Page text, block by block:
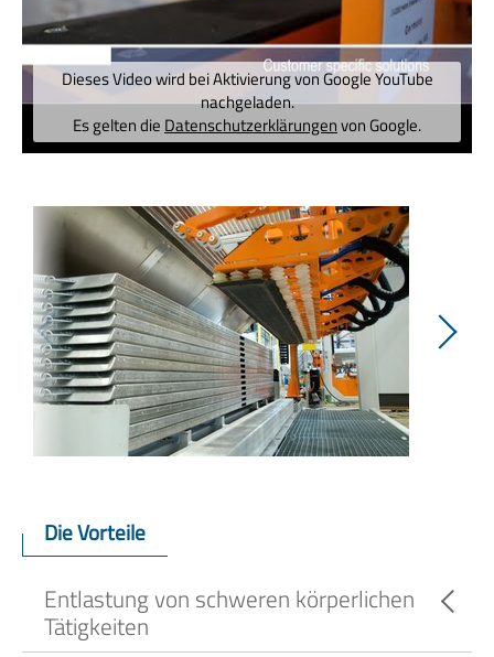
Dieses Video wird bei Aktivierung von Google YouTube
nachgeladen.
Es gelten die Datenschutzerklärungenvon Google.
Die Vorteile
Entlastung von schweren körperlichen
Tätigkeiten